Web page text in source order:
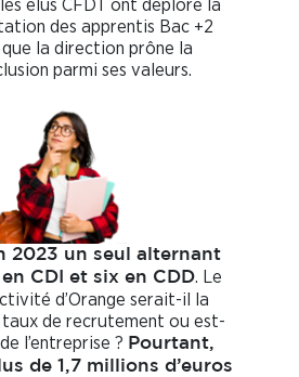
élus CFDT ont déploré la
des apprentis Bac +2
la direction prône la
parmi ses valeurs.
2023 un seul alternant
CDI et six en CDD. Le
d’Orange serait-il la
de recrutement ou est-
l’entreprise ? Pourtant,
de 1,7 millions d’euros